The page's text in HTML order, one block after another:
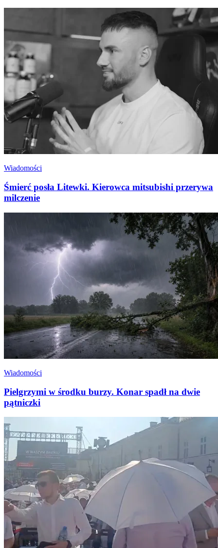
Wiadomości
Śmierć posła Litewki. Kierowca mitsubishi przerywa
milczenie
Wiadomości
Pielgrzymi w środku burzy. Konar spadł na dwie
pątniczki